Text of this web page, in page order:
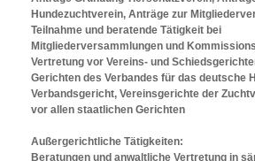
Hundezuchtverein, Anträge zur
Teilnahme und beratende Tätigkeit bei
Mitgliederversammlungen und
Vertretung vor Vereins- und
Gerichten des Verbandes für das deutsche
Verbandsgericht, Vereinsgerichte der
vor allen staatlichen Gerichten
Außergerichtliche Tätigkeiten:
Beratungen und anwaltliche Vertretung in